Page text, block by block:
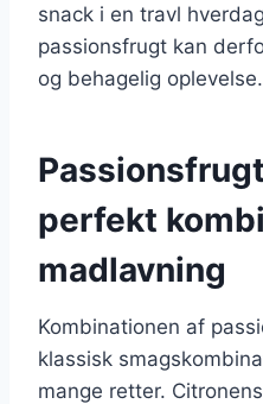
snack i en travl
passionsfrugt kan
og behagelig oplevelse.
perfekt
madlavning
Kombinationen af
klassisk
mange retter.